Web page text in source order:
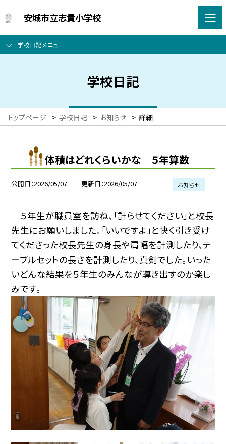
安城市立志貴小学校
学校日記メニュー
学校日記
トップページ > 学校日記 > お知らせ > 詳細
体積はどれくらいかな ５年算数
公開日 2026/05/07 更新日 2026/05/07 お知らせ
５年生が職員室を訪ね、「計らせてください」と校長
先生にお願いしました。「いいですよ」と快く引き受け
てくださった校長先生の身長や肩幅を計測したり、テ
ーブルセットの長さを計測したり、真剣でした。いった
いどんな結果を５年生のみんなが導き出すのか楽し
みです。